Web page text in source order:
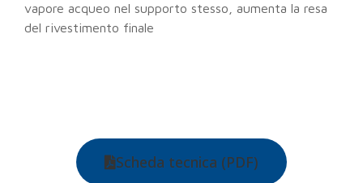
vapore acqueo nel supporto stesso, aumenta la resa
del rivestimento finale
Scheda tecnica (PDF)